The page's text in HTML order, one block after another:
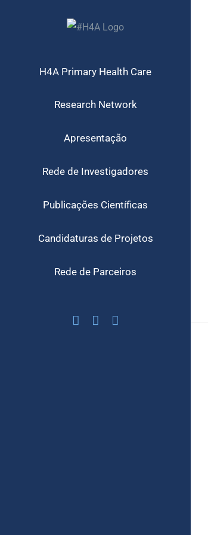
H4A Primary Health Care
Research Network
Apresentação
Rede de Investigadores
Publicações Científicas
Candidaturas de Projetos
Rede de Parceiros
Facebook
Twitter